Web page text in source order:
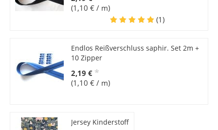
(1,10 € / m)
(1)
Endlos Reißverschluss saphir. Set 2m +
10 Zipper
2,19 € *
(1,10 € / m)
Jersey Kinderstoff